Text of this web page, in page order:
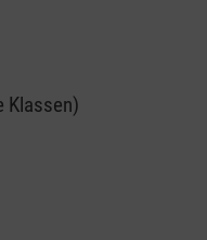
Klassen)